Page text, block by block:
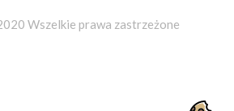
Wszelkie prawa zastrzeżone